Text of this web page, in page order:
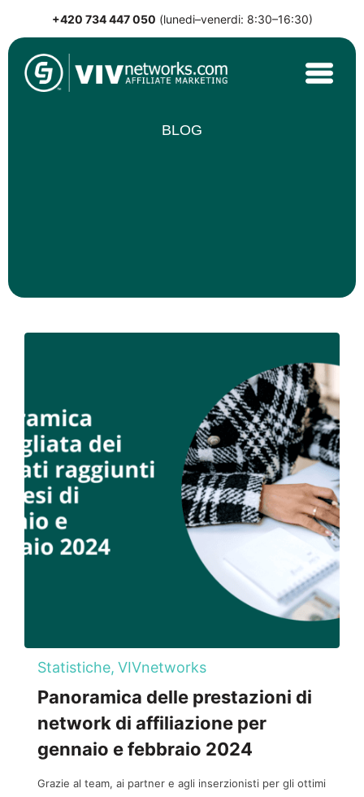
to
content
+420 734 447 050 (lunedi–venerdi: 8:30–16:30)
Nejvýkonnější affiliate síť v CEE
BLOG
Panoramica delle prestazioni di
network di affiliazione per
gennaio e febbraio 2024
Grazie al team, ai partner e agli inserzionisti per gli ottimi
Statistiche, VIVnetworks